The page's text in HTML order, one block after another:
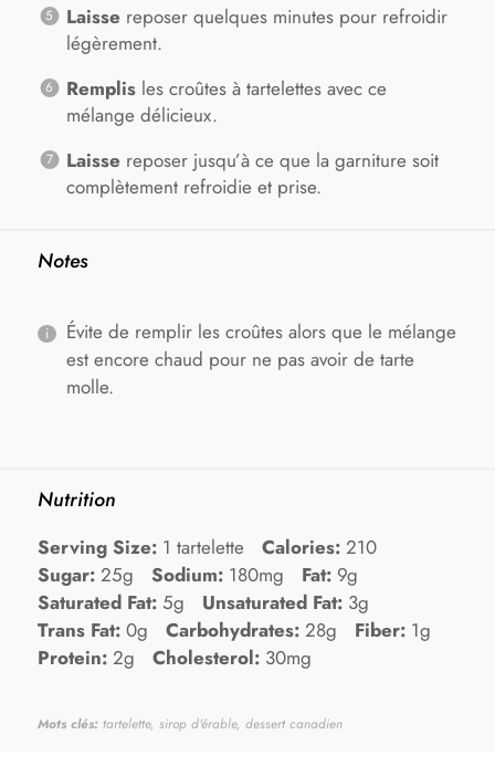
Laisse reposer quelques minutes pour refroidir
légèrement.
Remplisles croûtes à tartelettes avec ce
mélange délicieux.
Laisse reposer jusqu’à ce que la garniture soit
complètement refroidie et prise.
Notes
Évite de remplir les croûtes alors que le mélange
est encore chaud pour ne pas avoir de tarte
molle.
Nutrition
Serving Size: 1 tartelette Calories: 210
Sugar: 25g Sodium: 180mg Fat: 9g
Saturated Fat: 5g Unsaturated Fat: 3g
Trans Fat: 0g Carbohydrates: 28g Fiber: 1g
Protein: 2g Cholesterol: 30mg
Mots clés: tartelette, sirop d'érable, dessert canadien